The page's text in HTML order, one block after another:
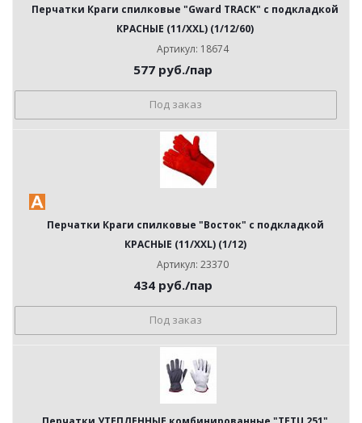
Перчатки Краги спилковые "Gward TRACK" с подкладкой
КРАСНЫЕ (11/XXL) (1/12/60)
Артикул: 18674
577 руб./пар
Под заказ
Перчатки Краги спилковые "Восток" с подкладкой
КРАСНЫЕ (11/XXL) (1/12)
Артикул: 23370
434 руб./пар
Под заказ